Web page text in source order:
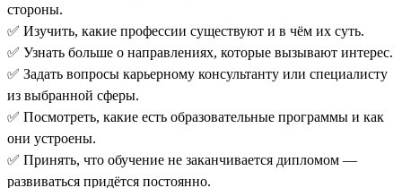
стороны.
✅ Изучить, какие профессии существуют и в чём их суть.
✅ Узнать больше о направлениях, которые вызывают интерес.
✅ Задать вопросы карьерному консультанту или специалисту
из выбранной сферы.
✅ Посмотреть, какие есть образовательные программы и как
они устроены.
✅ Принять, что обучение не заканчивается дипломом —
развиваться придётся постоянно.